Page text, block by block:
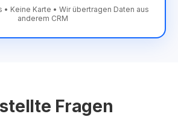
• Keine Karte • Wir übertragen Daten aus
anderem CRM
Fragen